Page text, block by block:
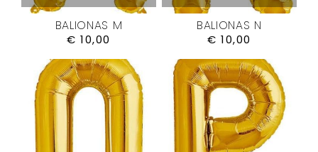
BALIONAS M
€ 10,00
BALIONAS N
€ 10,00